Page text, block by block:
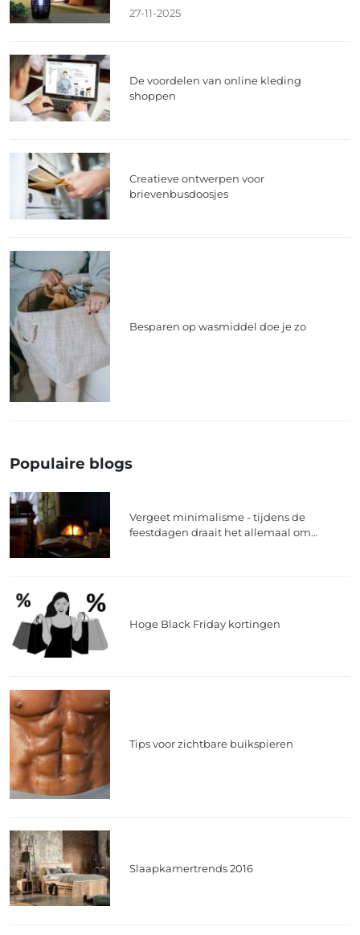
27-11-2025
De voordelen van online kleding
shoppen
Creatieve ontwerpen voor
brievenbusdoosjes
Besparen op wasmiddel doe je zo
Populaire blogs
Vergeet minimalisme - tijdens de
feestdagen draait het allemaal om
Hoge Black Friday kortingen
Tips voor zichtbare buikspieren
Slaapkamertrends 2016